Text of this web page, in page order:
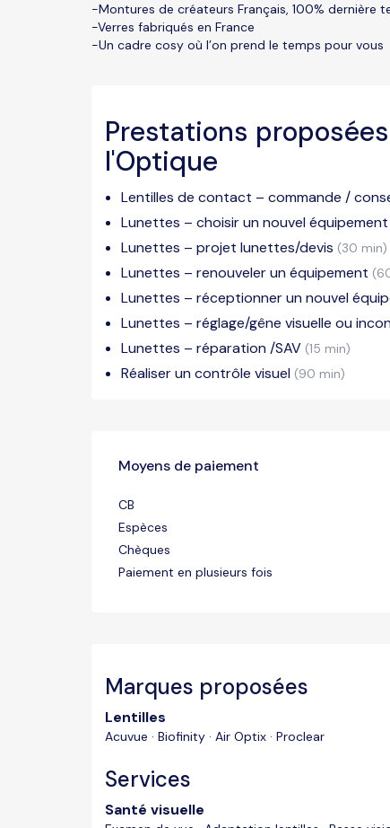
-Montures de créateurs Français, 100% dernière
-Verres fabriqués en France
-Un cadre cosy où l’on prend le temps pour vous
Prestations
l'Optique
Lentilles de contact – commande /
Lunettes – choisir un nouvel équipement
Lunettes – projet lunettes/devis (30 min)
Lunettes – renouveler un équipement
Lunettes – réceptionner un nouvel
Lunettes – réglage/gêne visuelle ou
Lunettes – réparation /SAV (15 min)
Réaliser un contrôle visuel (90 min)
Moyens de paiement
CB
Espèces
Chèques
Paiement en plusieurs fois
Marques proposées
Lentilles
Acuvue · Biofinity · Air Optix · Proclear
Services
Santé visuelle